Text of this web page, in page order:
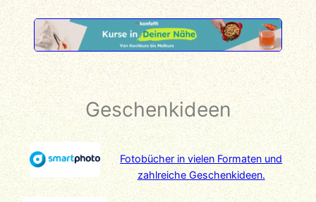
Geschenkideen
Fotobücher in vielen Formaten und
zahlreiche Geschenkideen.